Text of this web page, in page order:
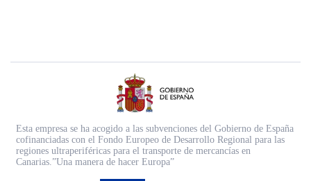
Esta empresa se ha acogido a las subvenciones del Gobierno de España
cofinanciadas con el Fondo Europeo de Desarrollo Regional para las
regiones ultraperiféricas para el transporte de mercancías en
Canarias.”Una manera de hacer Europa”